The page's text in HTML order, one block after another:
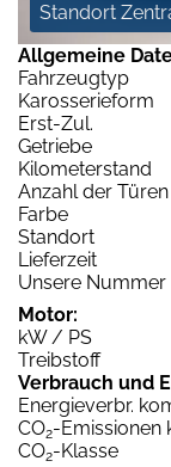
Standort
Allgemeine
Fahrzeugtyp
Karosserieform
Erst-Zul.
Getriebe
Kilometerstand
Anzahl der Türen
Farbe
Standort
Lieferzeit
Unsere Nummer
Motor:
kW / PS
Treibstoff
Verbrauch und
Energieverbr.
CO2-Emissionen
CO2-Klasse